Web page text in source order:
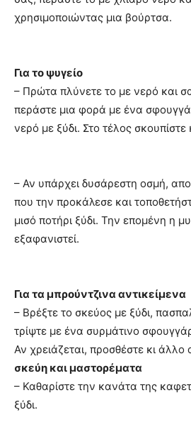
χρησιμοποιώντας μια βούρτσα.
Για το ψυγείο
– Πρώτα πλύνετε το με νερό και
περάστε μια φορά με ένα
νερό με ξύδι. Στο τέλος
– Αν υπάρχει δυσάρεστη οσμή,
που την προκάλεσε και
μισό ποτήρι ξύδι. Την επομένη η
εξαφανιστεί.
Για τα μπρούντζινα αντικείμενα
– Βρέξτε το σκεύος με ξύδι,
τρίψτε με ένα συρμάτινο
Αν χρειάζεται, προσθέστε κι άλλο
σκεύη και μαστορέματα
– Καθαρίστε την κανάτα της
ξύδι.